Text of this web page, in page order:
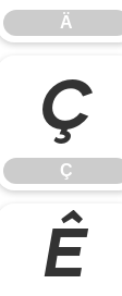
Ä
Ç
Ç
Ê